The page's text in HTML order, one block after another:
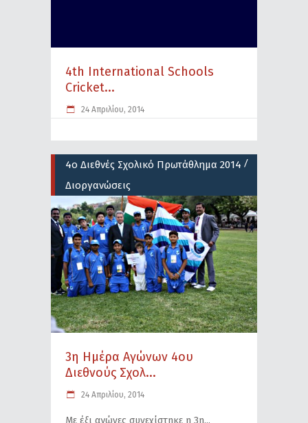
4th International Schools
Cricket...
24 Απριλίου, 2014
4ο Διεθνές Σχολικό Πρωτάθλημα 2014 /
Διοργανώσεις
3η Ημέρα Αγώνων 4ου
Διεθνούς Σχολ...
24 Απριλίου, 2014